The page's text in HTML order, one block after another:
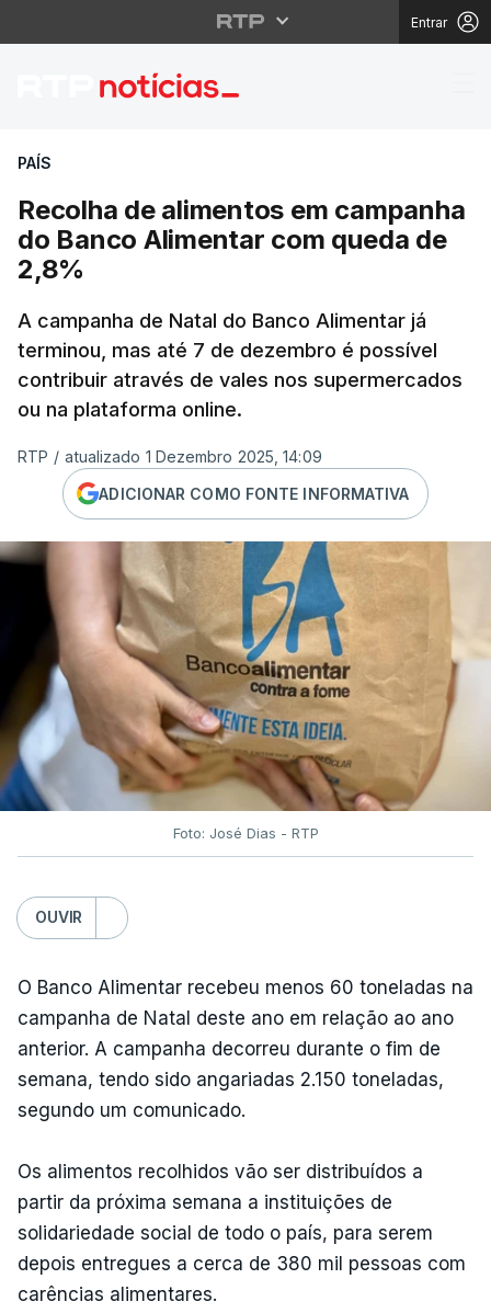
Entrar
Recolha de alimentos
PAÍS
Recolha de alimentos em campanha
do Banco Alimentar com queda de
2,8%
A campanha de Natal do Banco Alimentar já
terminou, mas até 7 de dezembro é possível
contribuir através de vales nos supermercados
ou na plataforma online.
RTP / atualizado 1 Dezembro 2025, 14:09
ADICIONAR COMO FONTE INFORMATIVA
Foto: José Dias - RTP
OUVIR
O Banco Alimentar recebeu menos 60 toneladas na
campanha de Natal deste ano em relação ao ano
anterior. A campanha decorreu durante o fim de
semana, tendo sido angariadas 2.150 toneladas,
segundo um comunicado.
Os alimentos recolhidos vão ser distribuídos a
partir da próxima semana a instituições de
solidariedade social de todo o país, para serem
depois entregues a cerca de 380 mil pessoas com
carências alimentares.